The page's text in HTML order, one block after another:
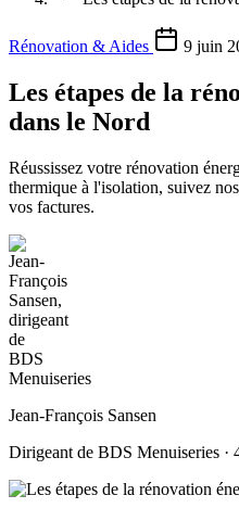
Rénovation & Aides 9 juin
Les étapes de la
dans le Nord
Réussissez votre rénovation
thermique à l'isolation, suivez
vos factures.
Jean-François Sansen
Dirigeant de BDS Menuiseries ·